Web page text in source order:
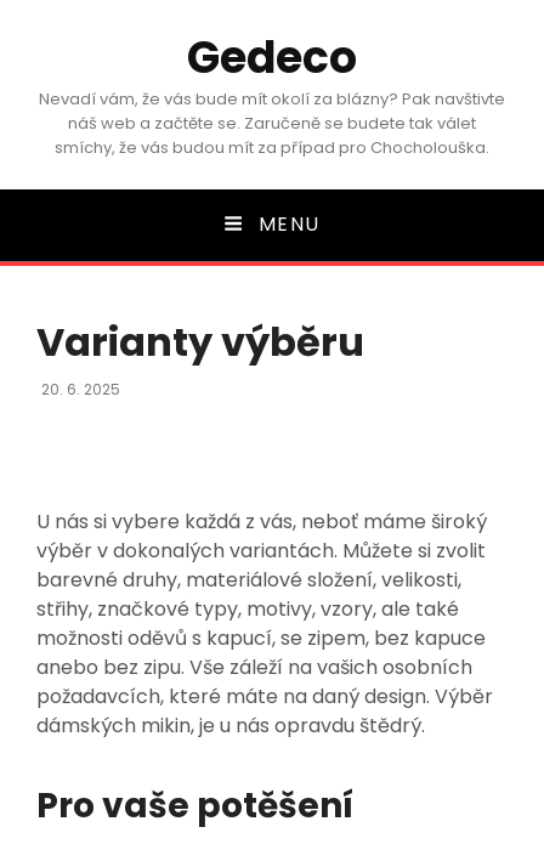
Gedeco
Nevadí vám, že vás bude mít okolí za blázny? Pak navštivte
náš web a začtěte se. Zaručeně se budete tak válet
smíchy, že vás budou mít za případ pro Chocholouška.
MENU
Varianty výběru
Posted
20. 6. 2025
U nás si vybere každá z vás, neboť máme široký
výběr v dokonalých variantách. Můžete si zvolit
barevné druhy, materiálové složení, velikosti,
střihy, značkové typy, motivy, vzory, ale také
možnosti oděvů s kapucí, se zipem, bez kapuce
anebo bez zipu. Vše záleží na vašich osobních
požadavcích, které máte na daný design. Výběr
dámských mikin, je u nás opravdu štědrý.
Pro vaše potěšení